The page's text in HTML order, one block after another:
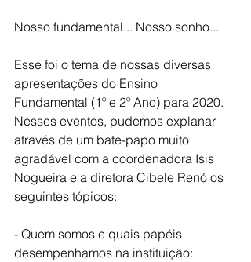
Nosso fundamental... Nosso sonho...
Esse foi o tema de nossas diversas
apresentações do Ensino
Fundamental (1º e 2º Ano) para 2020.
Nesses eventos, pudemos explanar
através de um bate-papo muito
agradável com a coordenadora Isis
Nogueira e a diretora Cibele Renó os
seguintes tópicos:
- Quem somos e quais papéis
desempenhamos na instituição: